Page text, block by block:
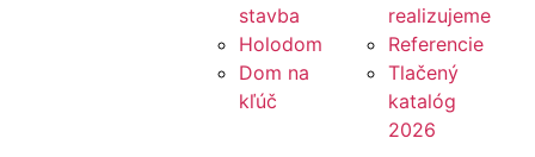
stavba
Holodom
Dom na
kľúč
realizujeme
Referencie
Tlačený
katalóg
2026